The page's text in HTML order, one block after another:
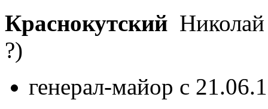
Краснокутский
?)
генерал-майор с